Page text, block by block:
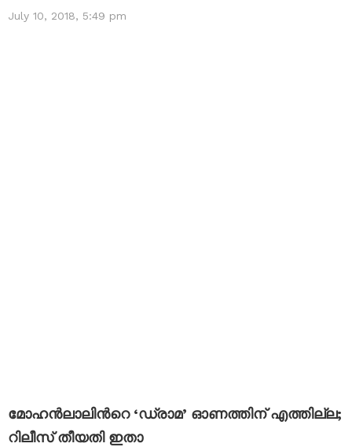
July 10, 2018, 5:49 pm
മോഹൻലാലിന്‍റെ ‘ഡ്രാമ’ ഓണത്തിന് എത്തില്ല;
റിലീസ് തീയതി ഇതാ